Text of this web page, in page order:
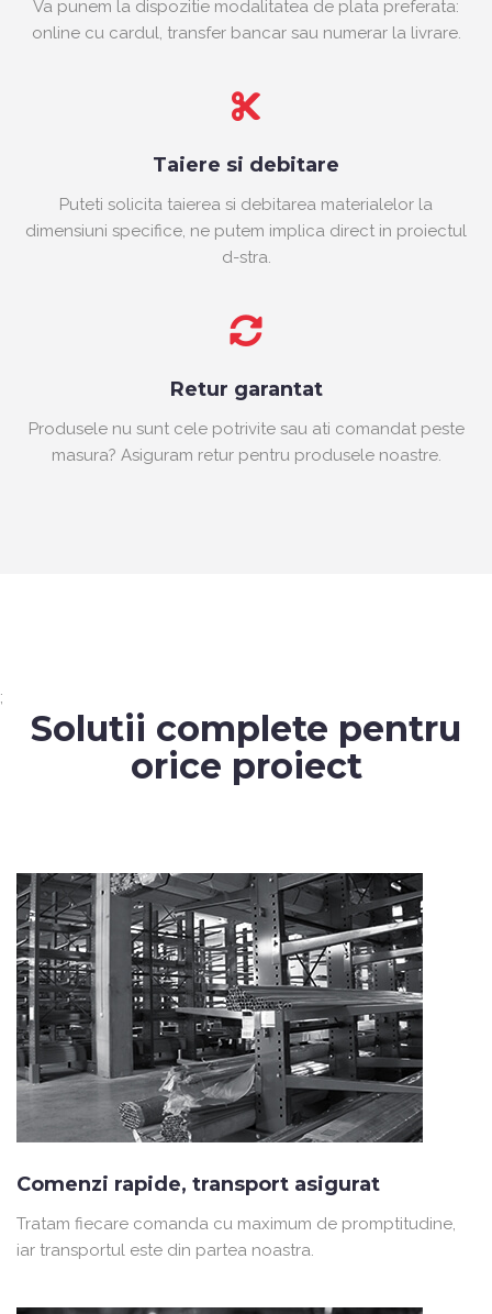
Va punem la dispozitie modalitatea de plata preferata:
online cu cardul, transfer bancar sau numerar la livrare.
Taiere si debitare
Puteti solicita taierea si debitarea materialelor la
dimensiuni specifice, ne putem implica direct in proiectul
d-stra.
Retur garantat
Produsele nu sunt cele potrivite sau ati comandat peste
masura? Asiguram retur pentru produsele noastre.
;
Solutii complete pentru
orice proiect
Comenzi rapide, transport asigurat
Tratam fiecare comanda cu maximum de promptitudine,
iar transportul este din partea noastra.